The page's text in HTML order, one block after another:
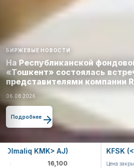
БИРЖЕВЫЕ НОВОСТИ
На Республиканской
«Тошкент» состоялась
представителями компании
06.08.2026
Подробнее
KMK> AJ) KFSK
Цена закрытия :